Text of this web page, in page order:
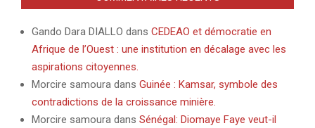
Gando Dara DIALLO dans CEDEAO et démocratie en
Afrique de l’Ouest : une institution en décalage avec les
aspirations citoyennes.
Morcire samoura dans Guinée : Kamsar, symbole des
contradictions de la croissance minière.
Morcire samoura dans Sénégal: Diomaye Faye veut-il